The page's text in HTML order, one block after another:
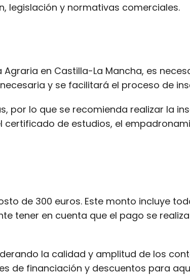
legislación y normativas comerciales.
en Castilla-La Mancha, es
y se facilitará el proceso de
por lo que se recomienda realizar la
de estudios, el
de 300 euros. Este monto incluye
tener en cuenta que el pago se
la calidad y amplitud de los
de financiación y descuentos para